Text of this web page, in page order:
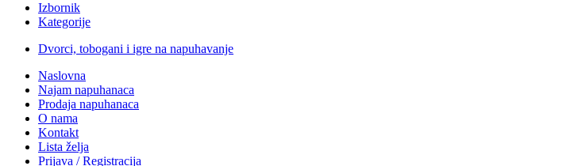
Izbornik
Kategorije
Dvorci, tobogani i igre na napuhavanje
Naslovna
Najam napuhanaca
Prodaja napuhanaca
O nama
Kontakt
Lista želja
Prijava / Registracija